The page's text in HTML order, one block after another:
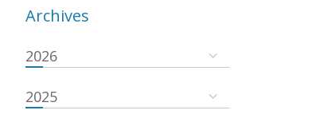
Archives
2026
2025